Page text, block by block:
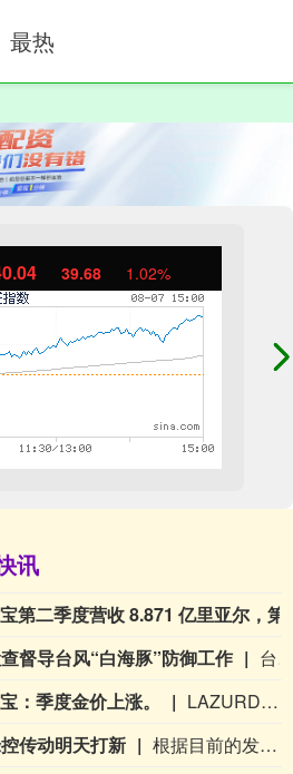
39.68 1.02%
讯
督导台风“白海豚”防御工作
台风“白海豚”带来的风雨影响逐渐显现。8月9日，苏州市委书记范波在太仓市检查督导台风“白海豚”防御工作，深入太仓港现场察看船只回港避风、大型机械防风、集装箱加固管理等情况，来到浏河节制闸检查运行情况和防台风准备。范波强调，当前台风“白海豚”防御工作已经到了最吃劲的阶段。要深入学习贯彻习近平总书记关于防汛救灾工作的重要指示精神，认真落实党中央、国务院决策部署及省委、省政府工作要求，树牢“一个目标、四个宁可”理念，坚持人民至上、生命至上，全力以赴落实防台风部署要
：季度金价上涨。
LAZURDE珠宝：季度金价上涨。
传动明天打新
根据目前的发行安排，下周有4只新股申购，科创板2只，创业板、北交所各有1只。日程安排上，周一（8月10日）可申购科创板新股宇树科技、创业板新股绿控传动、北交所新股双英集团，周五（8月14日）可申购科创板新股高凯技术。
最热